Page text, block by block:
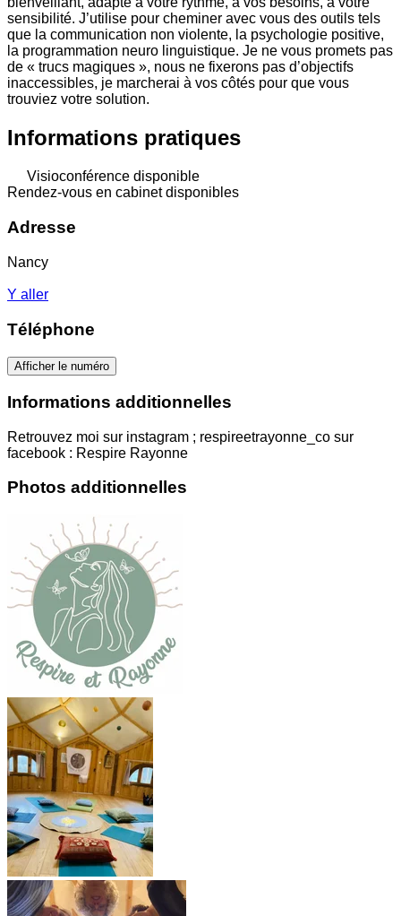
sensibilité. J’utilise pour cheminer avec vous des outils tels
que la communication non violente, la psychologie positive,
la programmation neuro linguistique. Je ne vous promets pas
de « trucs magiques », nous ne fixerons pas d’objectifs
inaccessibles, je marcherai à vos côtés pour que vous
trouviez votre solution.
Informations pratiques
Visioconférence disponible
Rendez-vous en cabinet disponibles
Adresse
Nancy
Y aller
Téléphone
Afficher le numéro
Informations additionnelles
Retrouvez moi sur instagram ; respireetrayonne_co sur
facebook : Respire Rayonne
Photos additionnelles